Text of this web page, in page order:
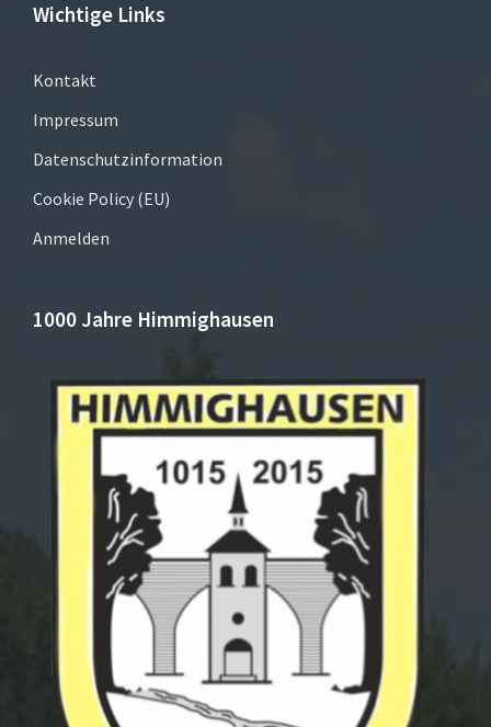
Wichtige Links
Kontakt
Impressum
Datenschutzinformation
Cookie Policy (EU)
Anmelden
1000 Jahre Himmighausen